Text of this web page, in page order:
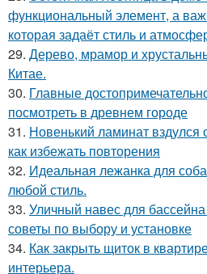
функциональный элемент, а
которая задаёт стиль и
29. Дерево, мрамор и
Китае.
30. Главные
посмотреть в древнем городе
31. Новенький ламинат вздулся
как избежать повторения
32. Идеальная лежанка для
любой стиль.
33. Уличный навес для
советы по выбору и установке
34. Как закрыть щиток в
интерьера.